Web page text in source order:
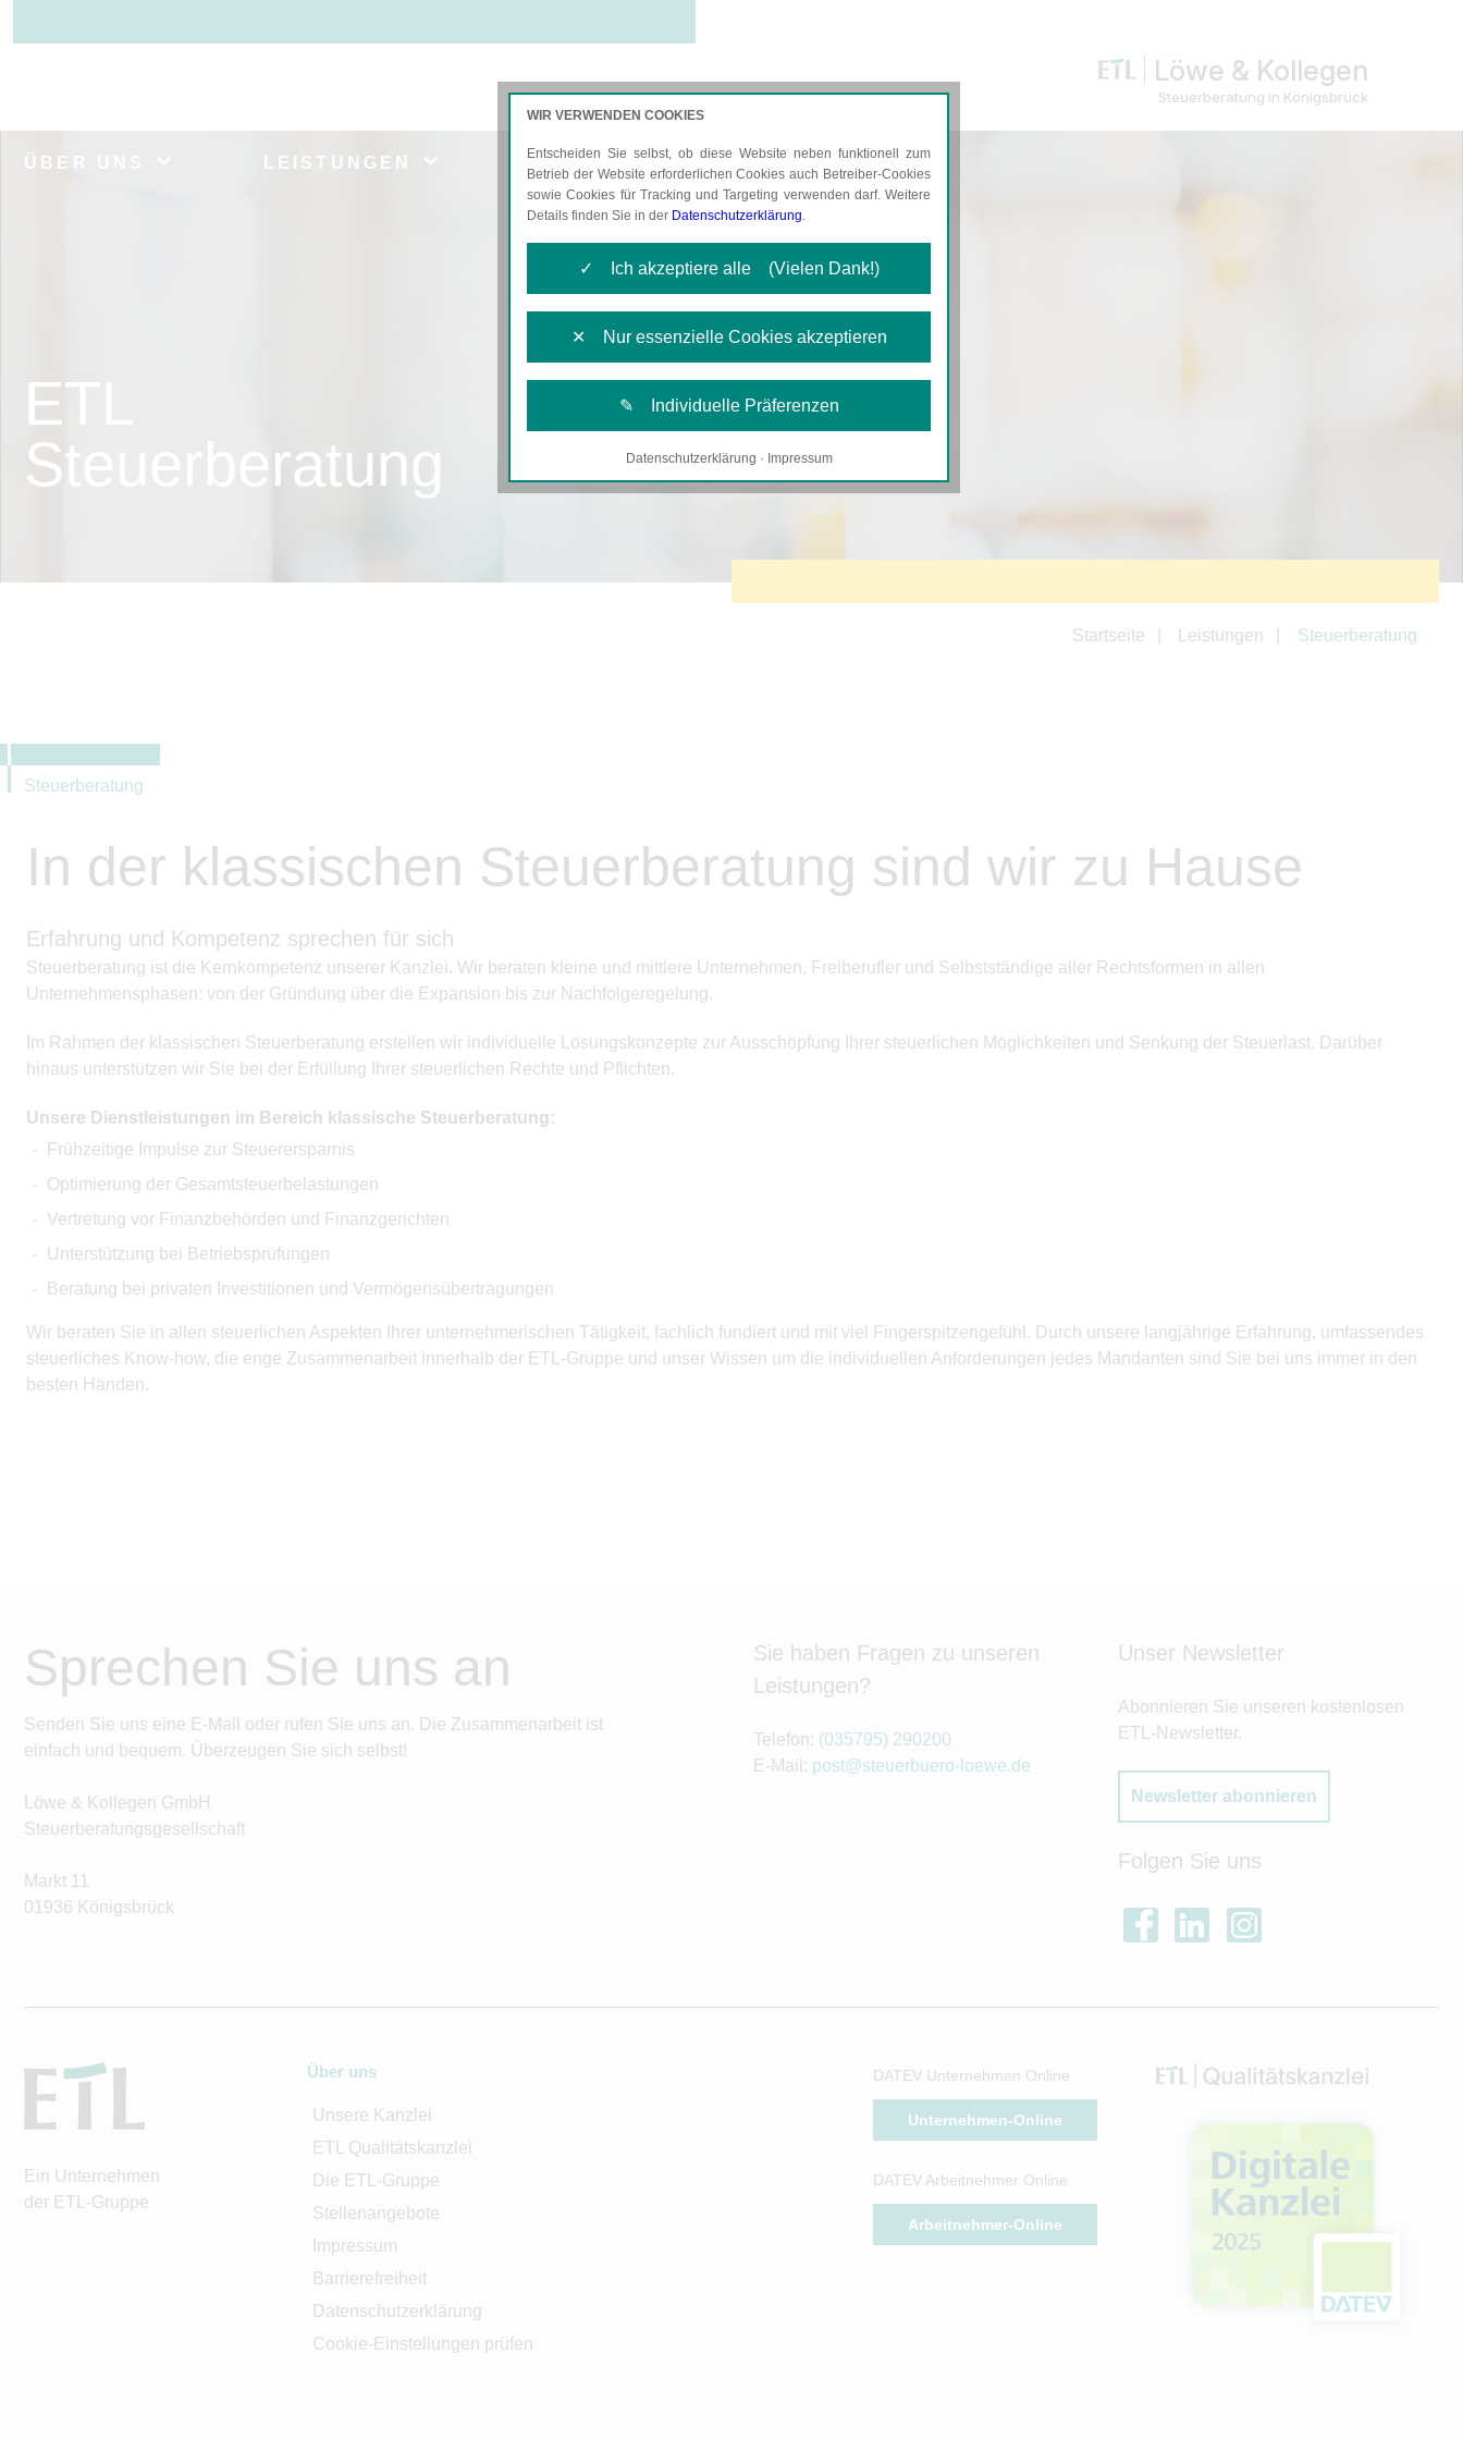
Löwe & Kollegen
Steuerberatung in Königsbrück
ÜBER UNS LEISTUNGEN AKTUELLES KARRIERE
ETL
Steuerberatung
Startseite Leistungen Steuerberatung
Steuerberatung
In der klassischen Steuerberatung sind wir zu Hause
Erfahrung und Kompetenz sprechen für sich
Steuerberatung ist die Kernkompetenz unserer Kanzlei. Wir beraten kleine und mittlere Unternehmen, Freiberufler und Selbstständige aller Rechtsformen in allen
Unternehmensphasen: von der Gründung über die Expansion bis zur Nachfolgeregelung.
Im Rahmen der klassischen Steuerberatung erstellen wir individuelle Lösungskonzepte zur Ausschöpfung Ihrer steuerlichen Möglichkeiten und Senkung der Steuerlast. Darüber
hinaus unterstützen wir Sie bei der Erfüllung Ihrer steuerlichen Rechte und Pflichten.
Unsere Dienstleistungen im Bereich klassische Steuerberatung:
Frühzeitige Impulse zur Steuerersparnis
Optimierung der Gesamtsteuerbelastungen
Vertretung vor Finanzbehörden und Finanzgerichten
Unterstützung bei Betriebsprüfungen
Beratung bei privaten Investitionen und Vermögensübertragungen
Wir beraten Sie in allen steuerlichen Aspekten Ihrer unternehmerischen Tätigkeit, fachlich fundiert und mit viel Fingerspitzengefühl. Durch unsere langjährige Erfahrung, umfassendes
steuerliches Know-how, die enge Zusammenarbeit innerhalb der ETL-Gruppe und unser Wissen um die individuellen Anforderungen jedes Mandanten sind Sie bei uns immer in den
besten Händen.
Sprechen Sie uns an
Senden Sie uns eine E-Mail oder rufen Sie uns an. Die Zusammenarbeit ist
einfach und bequem. Überzeugen Sie sich selbst!
Löwe & Kollegen GmbH
Steuerberatungsgesellschaft
Markt 11
01936 Königsbrück
Sie haben Fragen zu unseren
Leistungen?
Telefon: (035795) 290200
E-Mail: post@steuerbuero-loewe.de
Unser Newsletter
Abonnieren Sie unseren kostenlosen
ETL-Newsletter.
Newsletter abonnieren
Folgen Sie uns
Ein Unternehmen
der ETL-Gruppe
Über uns
Unsere Kanzlei
ETL Qualitätskanzlei
Die ETL-Gruppe
Stellenangebote
Impressum
Barrierefreiheit
Datenschutzerklärung
Cookie-Einstellungen prüfen
DATEV Unternehmen Online
Unternehmen-Online
DATEV Arbeitnehmer Online
Arbeitnehmer-Online
WIR VERWENDEN COOKIES
Entscheiden Sie selbst, ob diese Website neben funktionell zum
Betrieb der Website erforderlichen Cookies auch Betreiber-Cookies
sowie Cookies für Tracking und Targeting verwenden darf. Weitere
Details finden Sie in der Datenschutzerklärung.
✓ Ich akzeptiere alle (Vielen Dank!)
✕ Nur essenzielle Cookies akzeptieren
✎ Individuelle Präferenzen
Notwendige Cookies
Datenschutzerklärung · Impressum